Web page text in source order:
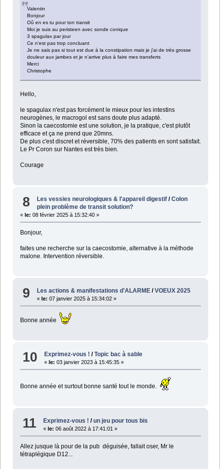
Valentin
Bonjour
Oû en es tu pour ton transit
Moi je suis au peristeen avec sonde conique
3 spagulax par jour
Ce n'est pas trop concluant
Je ne sais pas si tout est due à la constipation mais je j'ai de très grosse
douleur aux jambes et je n'arrive plus à faire mes transferts
Merci
Christophe
Hello,
le spagulax n'est pas forcément le mieux pour les intestins
neurogènes, le macrogol est sans doute plus adapté.
Sinon la caecostomie est une solution, je la pratique, c'est plutôt
efficace et ça ne prend que 20mns.
De plus c'est discret et réversible, 70% des patients en sont satisfait.
Le Pr Coron sur Nantes est très bien.
Courage
8 Les vessies neurologiques & l'appareil digestif /Colon
plein problème de transit solution?
« le: 08 février 2025 à 15:32:40 »
Bonjour,
faites une recherche sur la caecostomie, alternative à la méthode
malone. Intervention réversible.
9 Les actions & manifestations d'ALARME /VOEUX 2025
«le: 07 janvier 2025 à 15:34:02 »
Bonne année
10 Exprimez-vous ! /Topic bac à sable
«le: 03 janvier 2023 à 15:45:35 »
Bonne année et surtout bonne santé tout le monde.
11 Exprimez-vous ! /un jeu pour tous bis
«le: 06 août 2022 à 17:41:01 »
Allez jusque là pour de la pub déguisée, fallait oser, Mr le
tétraplégique D12...